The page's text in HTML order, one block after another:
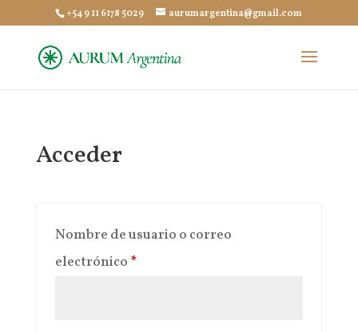
+54 9 11 6178 5029 aurumargentina@gmail.com
Acceder
Nombre de usuario o correo
electrónico *Obligatorio